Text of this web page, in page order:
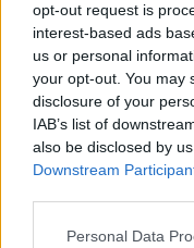
opt-out request is
interest-based ads
us or personal
your opt-out. You may
disclosure of your
IAB’s list of
also be disclosed by
Downstream
Please note that this
Personal Data
διακοπές της